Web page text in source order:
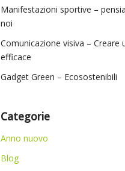
Manifestazioni sportive –
noi
Comunicazione visiva – Creare
efficace
Gadget Green – Ecosostenibili
Categorie
Anno nuovo
Blog